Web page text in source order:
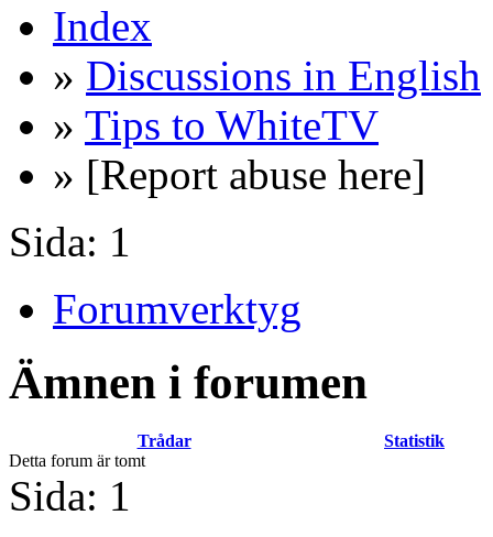
Index
» Discussions in English
» Tips to WhiteTV
» [Report abuse here]
Sida: 1
Forumverktyg
Ämnen i forumen
Trådar
Statistik
Detta forum är tomt
Sida: 1